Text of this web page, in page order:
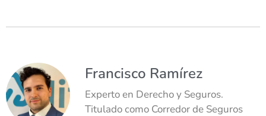
Francisco Ramírez
Experto en Derecho y Seguros.
Titulado como Corredor de Seguros